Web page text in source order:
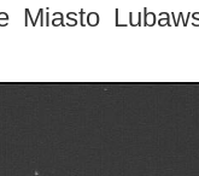
Miasto